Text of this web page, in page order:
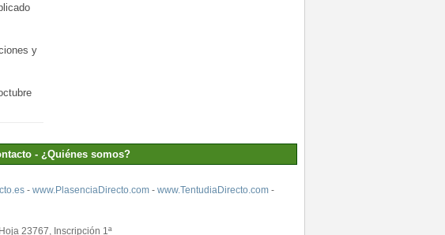
y
- ¿Quiénes somos?
- www.PlasenciaDirecto.com- www.TentudiaDirecto.com-
23767, Inscripción 1ª